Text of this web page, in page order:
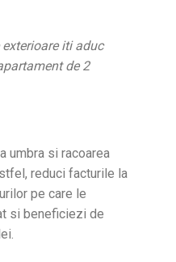
iti aduc
de 2
umbra si racoarea
reduci facturile la
pe care le
si beneficiezi de